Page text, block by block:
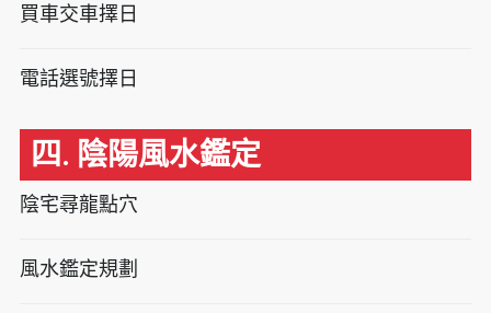
買車交車擇日
電話選號擇日
四. 陰陽風水鑑定
陰宅尋龍點穴
風水鑑定規劃